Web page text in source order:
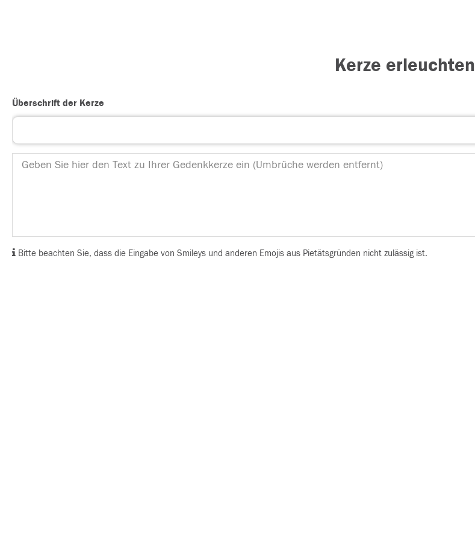
Kerze erleuchten
Überschrift der Kerze
Bitte beachten Sie, dass die Eingabe von Smileys und anderen Emojis aus Pietätsgründen nicht zulässig ist.